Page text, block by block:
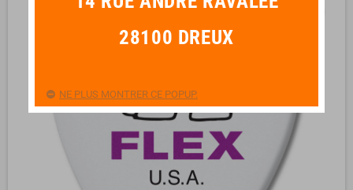
28100 DREUX
NE PLUS MONTRER CE POPUP.